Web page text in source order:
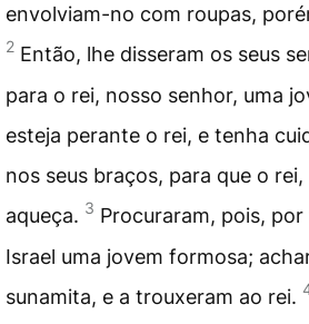
envolviam-no com roupas,
2 Então, lhe disseram os seus
para o rei, nosso senhor, uma
esteja perante o rei, e tenha
nos seus braços, para que o
aqueça. 3 Procuraram, pois,
Israel uma jovem formosa;
sunamita, e a trouxeram ao rei.